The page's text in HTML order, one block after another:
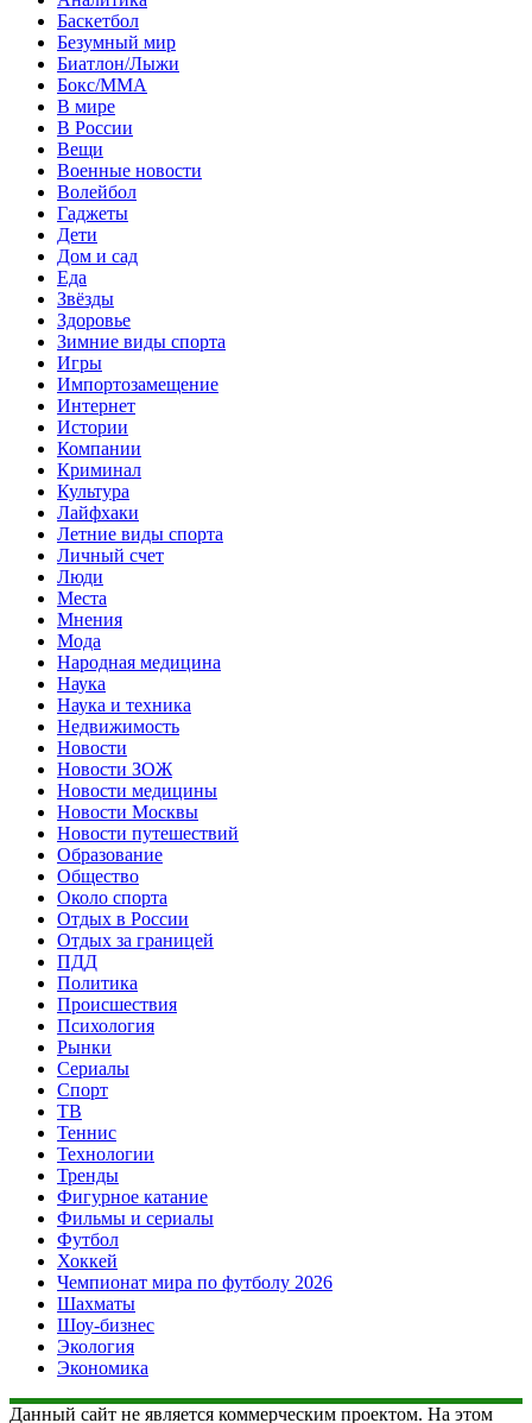
Баскетбол
Безумный мир
Биатлон/Лыжи
Бокс/MMA
В мире
В России
Вещи
Военные новости
Волейбол
Гаджеты
Дети
Дом и сад
Еда
Звёзды
Здоровье
Зимние виды спорта
Игры
Импортозамещение
Интернет
Истории
Компании
Криминал
Культура
Лайфхаки
Летние виды спорта
Личный счет
Люди
Места
Мнения
Мода
Народная медицина
Наука
Наука и техника
Недвижимость
Новости
Новости ЗОЖ
Новости медицины
Новости Москвы
Новости путешествий
Образование
Общество
Около спорта
Отдых в России
Отдых за границей
ПДД
Политика
Происшествия
Психология
Рынки
Сериалы
Спорт
ТВ
Теннис
Технологии
Тренды
Фигурное катание
Фильмы и сериалы
Футбол
Хоккей
Чемпионат мира по футболу 2026
Шахматы
Шоу-бизнес
Экология
Экономика
Данный сайт не является коммерческим проектом. На этом